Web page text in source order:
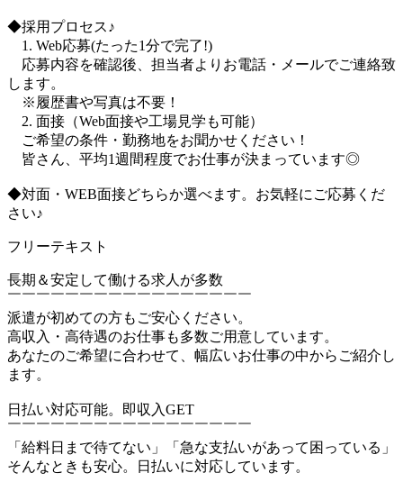
◆採用プロセス♪
1. Web応募(たった1分で完了!)
応募内容を確認後、担当者よりお電話・メールでご連絡致
します。
※履歴書や写真は不要！
2. 面接（Web面接や工場見学も可能）
ご希望の条件・勤務地をお聞かせください！
皆さん、平均1週間程度でお仕事が決まっています◎
◆対面・WEB面接どちらか選べます。お気軽にご応募くだ
さい♪
フリーテキスト
長期＆安定して働ける求人が多数
￣￣￣￣￣￣￣￣￣￣￣￣￣￣￣￣￣
派遣が初めての方もご安心ください。
高収入・高待遇のお仕事も多数ご用意しています。
あなたのご希望に合わせて、幅広いお仕事の中からご紹介し
ます。
日払い対応可能。即収入GET
￣￣￣￣￣￣￣￣￣￣￣￣￣￣￣￣￣
「給料日まで待てない」「急な支払いがあって困っている」
そんなときも安心。日払いに対応しています。